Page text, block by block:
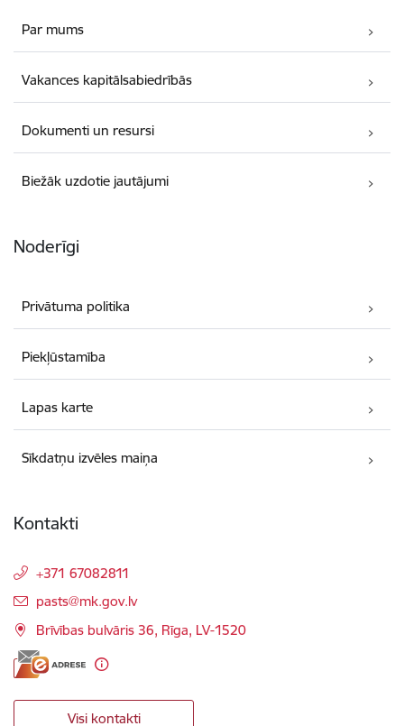
Par mums
Vakances kapitālsabiedrībās
Dokumenti un resursi
Biežāk uzdotie jautājumi
Noderīgi
Privātuma politika
Piekļūstamība
Lapas karte
Sīkdatņu izvēles maiņa
Kontakti
+371 67082811
E-pasts:
pasts@mk.gov.lv
Brīvības bulvāris 36, Rīga, LV-1520
Visi kontakti